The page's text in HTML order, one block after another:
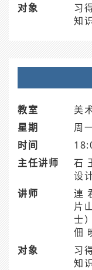
对象
习
知
教室
美
星期
周
时间
主任讲师
石
设
讲师
連
片
士）
佃
对象
习
知